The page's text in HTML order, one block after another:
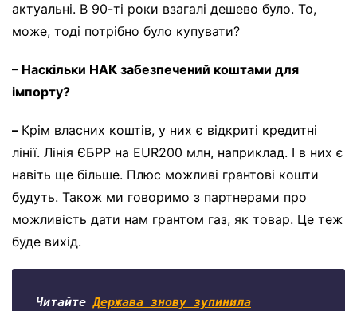
актуальні. В 90-ті роки взагалі дешево було. То,
може, тоді потрібно було купувати?
– Наскільки НАК забезпечений коштами для
імпорту?
– Крім власних коштів, у них є відкриті кредитні
лінії. Лінія ЄБРР на EUR200 млн, наприклад. І в них є
навіть ще більше. Плюс можливі грантові кошти
будуть. Також ми говоримо з партнерами про
можливість дати нам грантом газ, як товар. Це теж
буде вихід.
Читайте Держава знову зупинила